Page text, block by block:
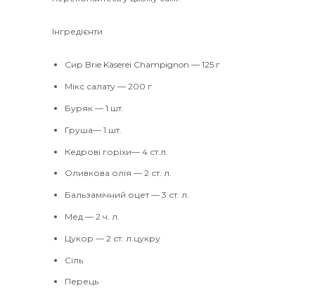
Інгредієнти
Сир Brie Käserei Champignon — 125 г
Мікс салату — 200 г
Буряк — 1 шт.
Груша— 1 шт.
Кедрові горіхи— 4 ст.л.
Оливкова олія — 2 ст. л.
Бальзамічний оцет— 3 ст. л.
Мед — 2 ч. л.
Цукор — 2 ст. л.цукру
Сіль
Перець